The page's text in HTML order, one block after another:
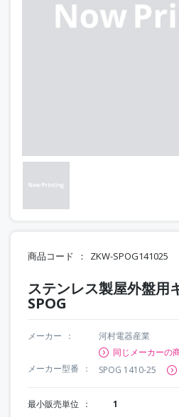
商品コード ZKW-SPOG141025
ステンレス製屋外盤用
SPOG
メーカー
河村電器産業
同じメーカーの
メーカー型番
SPOG 1410-25
最小販売単位 1